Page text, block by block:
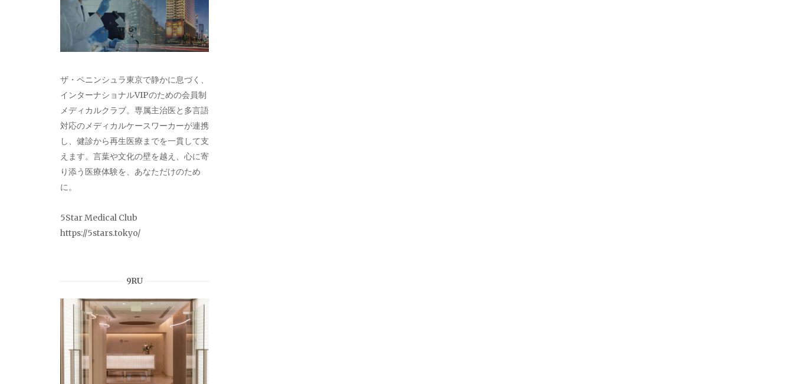
ザ・ペニンシュラ東京で静かに息づく、
インターナショナルVIPのための会員制
メディカルクラブ。専属主治医と多言語
対応のメディカルケースワーカーが連携
し、健診から再生医療までを一貫して支
えます。言葉や文化の壁を越え、心に寄
り添う医療体験を、あなただけのため
に。
5Star Medical Club
https://5stars.tokyo/
9RU